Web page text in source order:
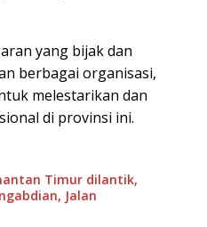
yang bijak dan
berbagai organisasi,
melestarikan dan
di provinsi ini.
Timur dilantik,
Jalan